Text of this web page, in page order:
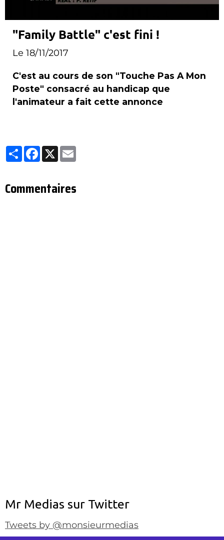
"Family Battle" c'est fini !
Le 18/11/2017
C'est au cours de son "Touche Pas A Mon
Poste" consacré au handicap que
l'animateur a fait cette annonce
Partager
Facebook
X
Commentaires
Mr Medias sur Twitter
Tweets by @monsieurmedias